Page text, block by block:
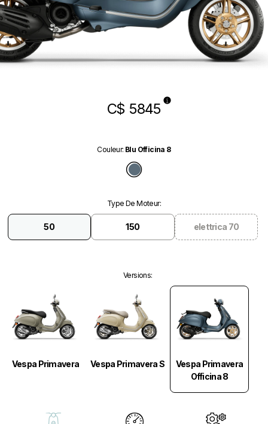
C$ 5845
Couleur: Blu Officina 8
Blu Officina 8
Type De Moteur:
50 150 elettrica 70
Versions:
Vespa Primavera Vespa Primavera S
Vespa Primavera
Officina 8